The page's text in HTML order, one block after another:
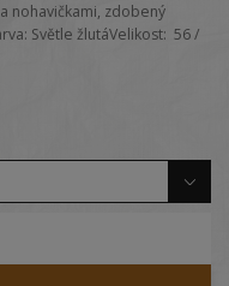
nohavičkami, zdobený
Světle žlutáVelikost: 56 /